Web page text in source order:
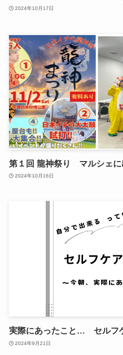
2024年10月17日
第１回 龍神祭り マルシェに
2024年10月16日
実際にあったこと… セルフ
2024年9月21日